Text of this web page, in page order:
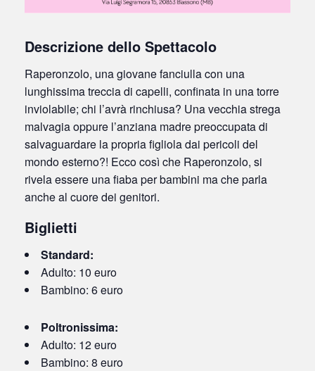
Descrizione dello Spettacolo
Raperonzolo, una giovane fanciulla con una
lunghissima treccia di capelli, confinata in una torre
inviolabile; chi l’avrà rinchiusa? Una vecchia strega
malvagia oppure l’anziana madre preoccupata di
salvaguardare la propria figliola dai pericoli del
mondo esterno?! Ecco così che Raperonzolo, si
rivela essere una fiaba per bambini ma che parla
anche al cuore dei genitori.
Biglietti
Standard:
Adulto: 10 euro
Bambino: 6 euro
Poltronissima:
Adulto: 12 euro
Bambino: 8 euro